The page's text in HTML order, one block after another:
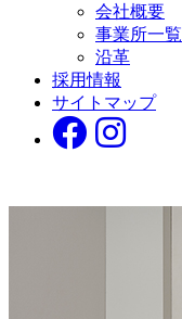
会社概要
事業所一覧
沿革
採用情報
サイトマップ